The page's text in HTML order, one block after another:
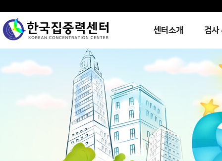
센터소개 검사